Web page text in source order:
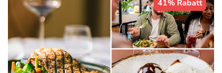
41% Rabatt